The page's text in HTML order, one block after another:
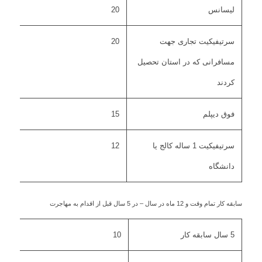
لیسانس 20
سرتیفیکیت تجاری جهت
مسافرانی که در استان تحصیل
کردند
20
فوق دیپلم 15
سرتیفیکیت 1 ساله کالج یا
دانشگاه
12
سابقه کار تمام وقت و 12 ماه در سال – در 5 سال قبل از اقدام به مهاجرت
5 سال سابقه کار 10